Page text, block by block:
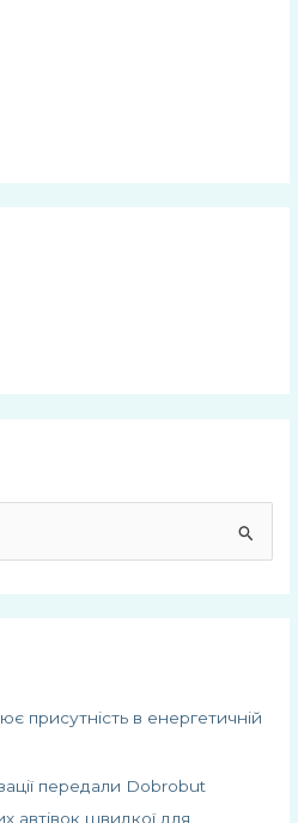
присутність в енергетичній
передали Dobrobut
автівок швидкої для